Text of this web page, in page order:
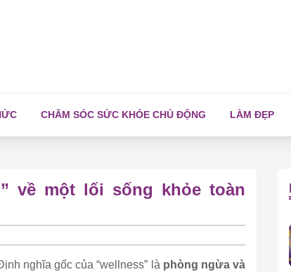
CHĂM SÓC SỨC KHỎE CHỦ ĐỘNG LÀM ĐẸP
về một lối sống khỏe toàn
nghĩa gốc của “wellness” là phòng ngừa và